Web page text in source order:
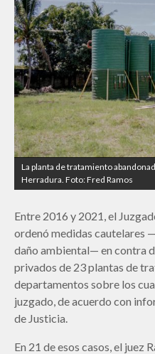
La planta de tratamiento
Herradura. Foto: Fred Ramos
Entre 2016 y 2021, el
ordenó medidas cautelares
daño ambiental— en contra
privados de 23 plantas de
departamentos sobre los
juzgado, de acuerdo con
de Justicia.
En 21 de esos casos, el juez